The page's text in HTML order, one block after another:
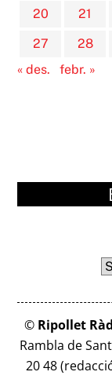
20
21
27
28
« des.
febr. »
© Ripollet
Rambla de
20 48